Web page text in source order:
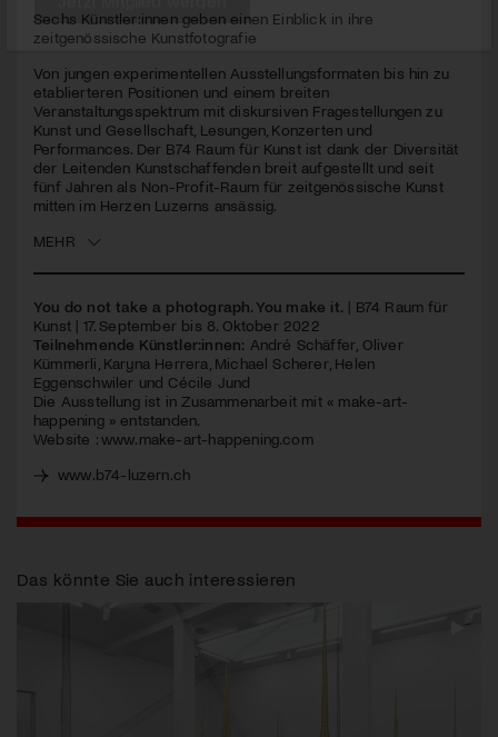
seconds
Sechs Künstler:innen geben einen Einblick in ihre
zeitgenössische Kunstfotografie
Von jungen experimentellen Ausstellungsformaten bis hin zu
etablierteren Positionen und einem breiten
Veranstaltungsspektrum mit diskursiven Fragestellungen zu
Kunst und Gesellschaft, Lesungen, Konzerten und
Performances. Der B74 Raum für Kunst ist dank der Diversität
der Leitenden Kunstschaffenden breit aufgestellt und seit
fünf Jahren als Non-Profit-Raum für zeitgenössische Kunst
mitten im Herzen Luzerns ansässig.
MEHR
You do not take a photograph. You make it. | B74 Raum für
Kunst | 17. September bis 8. Oktober 2022
Teilnehmende Künstler:innen: André Schäffer, Oliver
Kümmerli, Karyna Herrera, Michael Scherer, Helen
Eggenschwiler und Cécile Jund
Die Ausstellung ist in Zusammenarbeit mit « make-art-
happening » entstanden.
Website :www.make-art-happening.com
www.b74-luzern.ch
Das könnte Sie auch interessieren
Jetzt Mitglied werden